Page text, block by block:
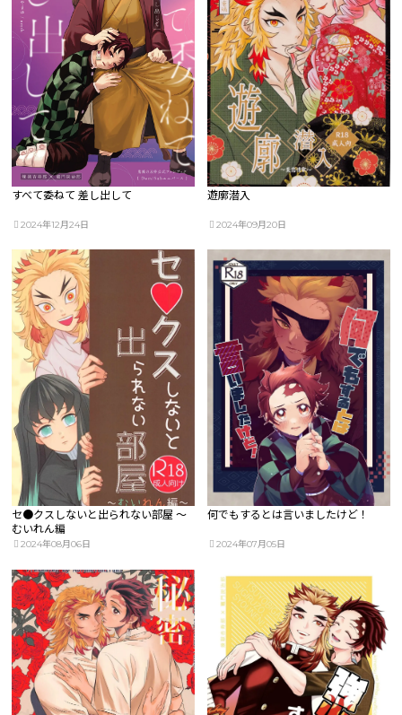
すべて委ねて 差し出して
2024年12月24日
遊廓潜入
2024年09月20日
セ●クスしないと出られない部屋 ～
むいれん編
2024年08月06日
何でもするとは言いましたけど！
2024年07月05日